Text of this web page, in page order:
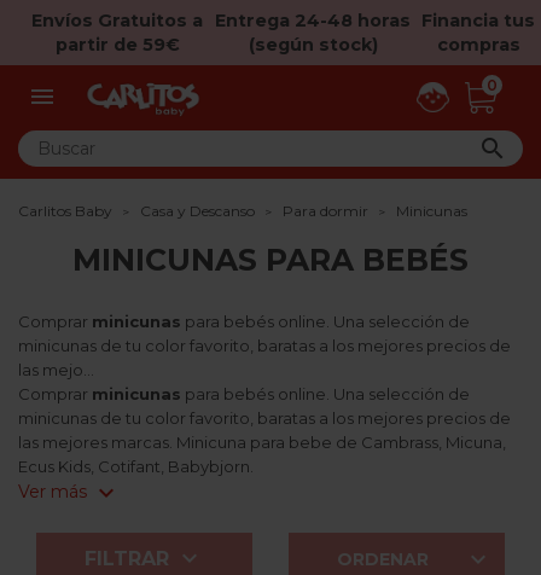
Envíos Gratuitos a
partir de 59€
Entrega 24-48 horas
(según stock)
Financia tus
compras
 0

Carlitos Baby Casa y Descanso Para dormir Minicunas
MINICUNAS PARA BEBÉS
Comprar minicunas para bebés online. Una selección de
minicunas de tu color favorito, baratas a los mejores precios de
las mejo...
Comprar minicunas para bebés online. Una selección de
minicunas de tu color favorito, baratas a los mejores precios de
las mejores marcas. Minicuna para bebe de Cambrass, Micuna,
Ecus Kids, Cotifant, Babybjorn.
Ver más expand_more
ORDENAR 
FILTRAR 